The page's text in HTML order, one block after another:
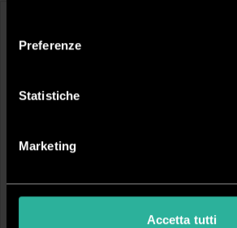
Preferenze
Statistiche
Marketing
Accetta tutti
VIC5025SOCM
Colore: Bianco opaco
Colore:
Lunghezza: